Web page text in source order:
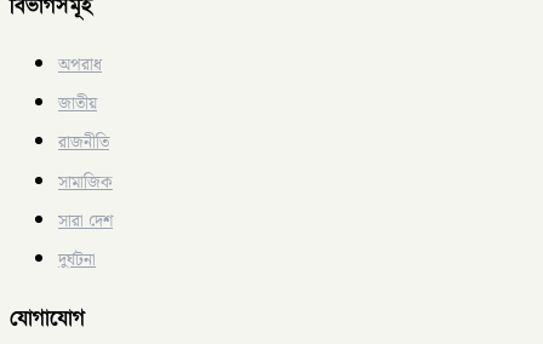
বিভাগসমূহ
অপরাধ
জাতীয়
রাজনীতি
সামাজিক
সারা দেশ
দুর্ঘটনা
যোগাযোগ